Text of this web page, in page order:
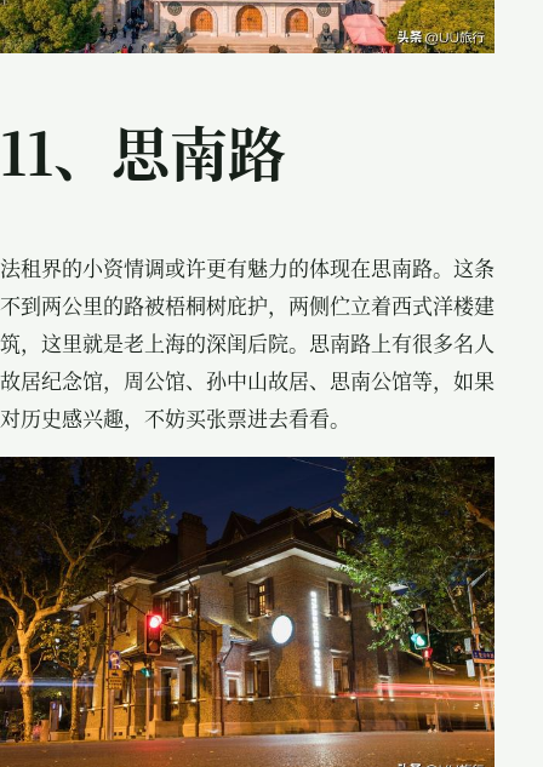
11、思南路
法租界的小资情调或许更有魅力的体现在思南路。这条
不到两公里的路被梧桐树庇护，两侧伫立着西式洋楼建
筑，这里就是老上海的深闺后院。思南路上有很多名人
故居纪念馆，周公馆、孙中山故居、思南公馆等，如果
对历史感兴趣，不妨买张票进去看看。